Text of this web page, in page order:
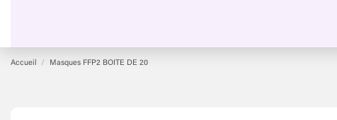
Accueil Masques FFP2 BOITE DE 20